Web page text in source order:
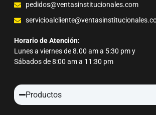
pedidos@ventasinstitucionales.com
Horario de Atención:
Lunes a viernes de 8.00 am a 5:30 pm y
Sábados de 8:00 am a 11:30 pm
Productos